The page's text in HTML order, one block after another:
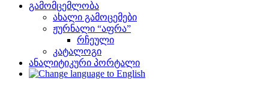
გამომცემლობა
ახალი გამოცემები
ჟურნალი “აფრა”
რჩეული
კატალოგი
ანალიტიკური პორტალი